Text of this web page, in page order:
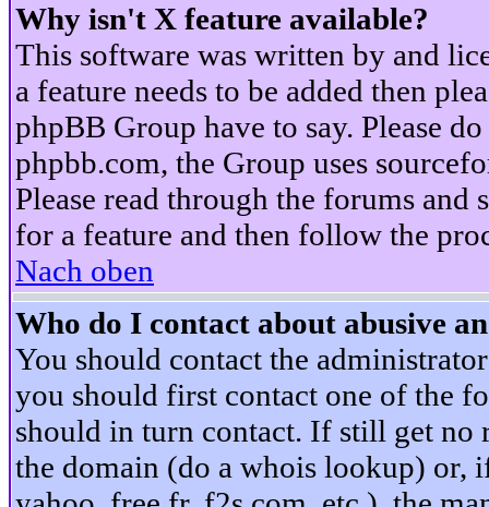
Why isn't X feature available?
This software was written by and
a feature needs to be added then
phpBB Group have to say. Please
phpbb.com, the Group uses
Please read through the forums
for a feature and then follow the
Nach oben
Who do I contact about abusive
You should contact the
you should first contact one of the
should in turn contact. If still get no
the domain (do a whois lookup) or,